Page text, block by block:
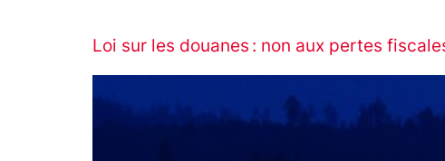
Loi sur les douanes : non aux pertes